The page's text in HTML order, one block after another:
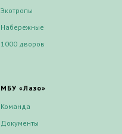
Экотропы
Набережные
1000 дворов
МБУ «Лазо»
Команда
Документы